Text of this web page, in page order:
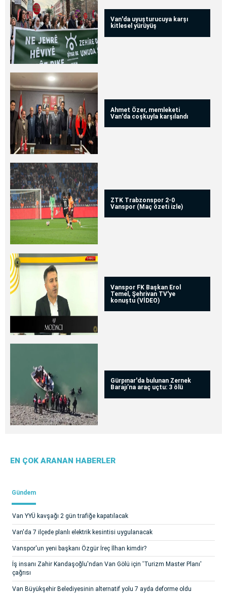
Van'da uyuşturucuya karşı
kitlesel yürüyüş
Ahmet Özer, memleketi
Van'da coşkuyla karşılandı
ZTK Trabzonspor 2-0
Vanspor (Maç özeti izle)
Vanspor FK Başkan Erol
Temel, Şehrivan TV'ye
konuştu (VİDEO)
Gürpınar'da bulunan Zernek
Barajı’na araç uçtu: 3 ölü
EN ÇOK ARANAN HABERLER
Gündem
Van YYÜ kavşağı 2 gün trafiğe kapatılacak
Van'da 7 ilçede planlı elektrik kesintisi uygulanacak
Vanspor'un yeni başkanı Özgür İreç İlhan kimdir?
İş insanı Zahir Kandaşoğlu'ndan Van Gölü için 'Turizm Master Planı'
çağrısı
Van Büyükşehir Belediyesinin alternatif yolu 7 ayda deforme oldu